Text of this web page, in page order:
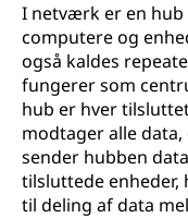
I netværk er en
computere og
også kaldes
fungerer som
hub er hver
modtager alle
sender hubben
tilsluttede enheder,
til deling af data